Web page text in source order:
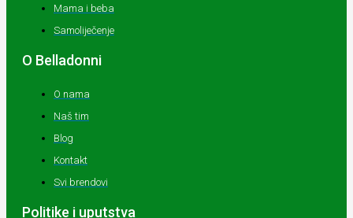
Mama i beba
Samoliječenje
O Belladonni
O nama
Naš tim
Blog
Kontakt
Svi brendovi
Politike i uputstva